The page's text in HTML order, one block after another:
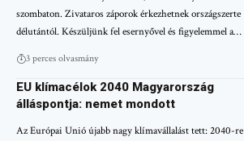
szombaton. Zivataros záporok érkezhetnek országszerte
délutántól. Készüljünk fel esernyővel és figyelemmel a…
3 perces olvasmány
EU klímacélok 2040 Magyarország
álláspontja: nemet mondott
Az Európai Unió újabb nagy klímavállalást tett: 2040-re